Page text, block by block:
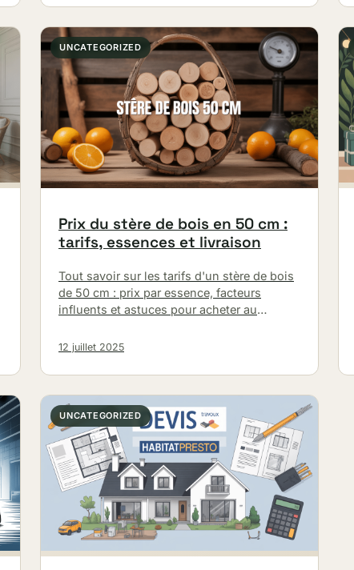
UNCATEGORIZED
Prix du stère de bois en 50 cm :
tarifs, essences et livraison
12 juillet 2025
Tout savoir sur les tarifs d'un stère de bois
de 50 cm : prix par essence, facteurs
influents et astuces pour acheter au
UNCATEGORIZED